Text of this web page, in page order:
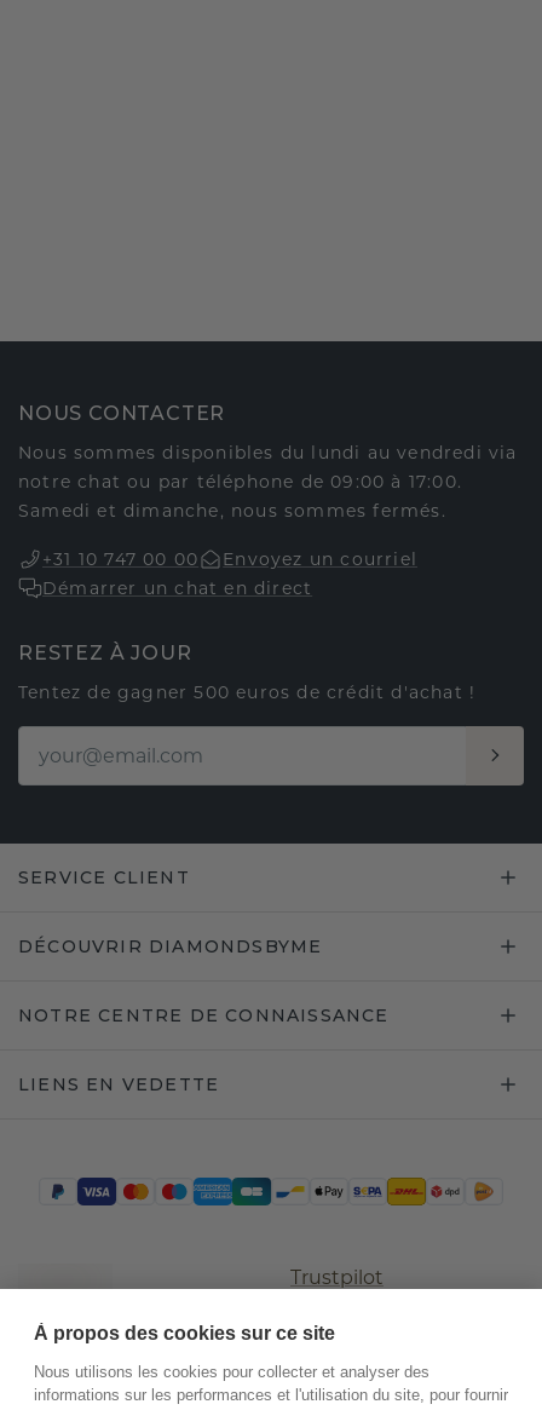
NOUS CONTACTER
Nous sommes disponibles du lundi au vendredi via
notre chat ou par téléphone de 09:00 à 17:00.
Samedi et dimanche, nous sommes fermés.
+31 10 747 00 00
Envoyez un courriel
Démarrer un chat en direct
RESTEZ À JOUR
Tentez de gagner 500 euros de crédit d'achat !
SERVICE CLIENT
DÉCOUVRIR DIAMONDSBYME
NOTRE CENTRE DE CONNAISSANCE
LIENS EN VEDETTE
Trustpilot
À propos des cookies sur ce site
Nous utilisons les cookies pour collecter et analyser des
informations sur les performances et l'utilisation du site, pour fournir